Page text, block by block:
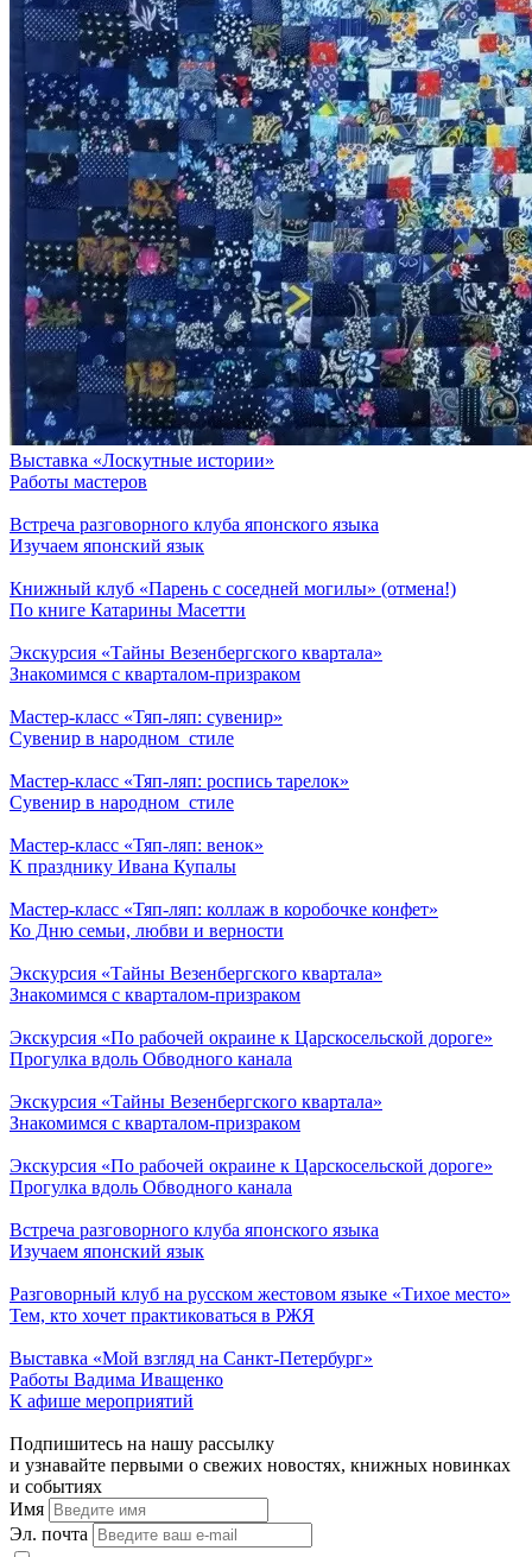
Выставка «Лоскутные истории»
Работы мастеров
Встреча разговорного клуба японского языка
Изучаем японский язык
Книжный клуб «Парень с соседней могилы» (отмена!)
По книге Катарины Масетти
Экскурсия «Тайны Везенбергского квартала»
Знакомимся с кварталом-призраком
Мастер-класс «Тяп-ляп: сувенир»
Сувенир в народном стиле
Мастер-класс «Тяп-ляп: роспись тарелок»
Сувенир в народном стиле
Мастер-класс «Тяп-ляп: венок»
К празднику Ивана Купалы
Мастер-класс «Тяп-ляп: коллаж в коробочке конфет»
Ко Дню семьи, любви и верности
Экскурсия «Тайны Везенбергского квартала»
Знакомимся с кварталом-призраком
Экскурсия «По рабочей окраине к Царскосельской дороге»
Прогулка вдоль Обводного канала
Экскурсия «Тайны Везенбергского квартала»
Знакомимся с кварталом-призраком
Экскурсия «По рабочей окраине к Царскосельской дороге»
Прогулка вдоль Обводного канала
Встреча разговорного клуба японского языка
Изучаем японский язык
Разговорный клуб на русском жестовом языке «Тихое место»
Тем, кто хочет практиковаться в РЖЯ
Выставка «Мой взгляд на Санкт-Петербург»
Работы Вадима Иващенко
К афише мероприятий
Подпишитесь на нашу рассылку
и узнавайте первыми о свежих новостях, книжных новинках
и событиях
Имя
Эл. почта